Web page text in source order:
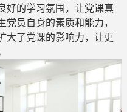
好的学习氛围，让党课真
员自身的素质和能力，
大了党课的影响力，让更